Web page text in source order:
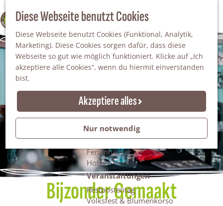
Diese Webseite benutzt Cookies
Diese Webseite benutzt Cookies (Funktional, Analytik,
Marketing). Diese Cookies sorgen dafür, dass diese
Webseite so gut wie möglich funktioniert. Klicke auf „Ich
akzeptiere alle Cookies“, wenn du hiermit einverstanden
bist.
Akzeptiere alles
Nur notwendig
100% WINTERSWIJK
S
u
c
h
e
n
M
e
n
ü
Da staunt man!
Freiheitsbäume
Natur
Naturgebiete
Nationaler Landschaftspark Winterswijk
Der Steingrube
Gärten & Parks
Übernachten
Campingplätze & Ferienparks
Gruppenunterkünfte
Bed & Breakfasts
Ferienhäuser
Hotels
Veranstaltungen
Restpostentag
Volksfest & Blumenkorso
Bijzonder Gemaakt